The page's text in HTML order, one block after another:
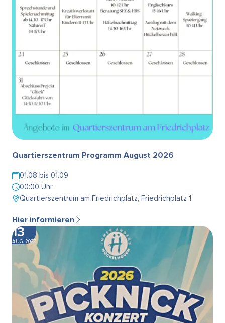
Quartierszentrum Programm August 2026
01.08 bis 01.09
00:00 Uhr
Quartierszentrum am Friedrichplatz, Friedrichplatz 1
Hier informieren
13
AUG. 2026